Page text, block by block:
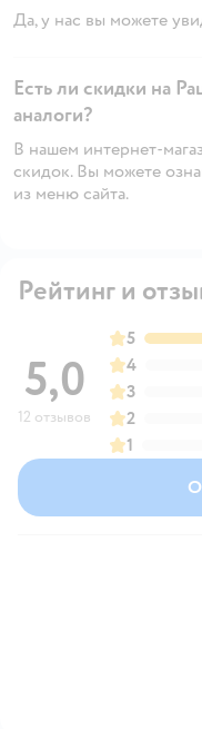
Да, у нас вы можете
Есть ли скидки на
аналоги?
В нашем интернет-
скидок. Вы можете
из меню сайта.
Рейтинг и
5,0
12 отзывов
5
4
3
2
1